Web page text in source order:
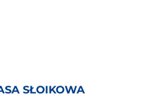
SŁOIKOWA